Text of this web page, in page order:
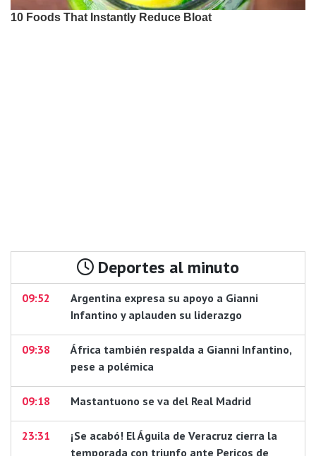
Deportes al minuto
09:52
Argentina expresa su apoyo a Gianni
Infantino y aplauden su liderazgo
09:38
África también respalda a Gianni Infantino,
pese a polémica
09:18 Mastantuono se va del Real Madrid
23:31
¡Se acabó! El Águila de Veracruz cierra la
temporada con triunfo ante Pericos de